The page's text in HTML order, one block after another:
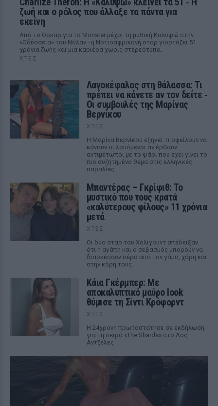
ζωή και ο ρόλος που άλλαξε τα πάντα για
εκείνη
Από το Όσκαρ για το Monster μέχρι τη μυθική Καλυψώ στην
«Οδύσσεια» του Νόλαν - η Νοτιοαφρικανή σταρ γιορτάζει 51
χρόνια ζωής και μια καριέρα χωρίς στερεότυπα.
ΧΤΕΣ
Λαγοκέφαλος στη θάλασσα: Τι
πρέπει να κάνετε αν τον δείτε ‑
Οι συμβουλές της Μαρίνας
Βερνίκου
ΧΤΕΣ
Η Μαρίνα Βερνίκου εξηγεί τι οφείλουν να
κάνουν οι λουόμενοι αν έρθουν
αντιμέτωποι με το ψάρι που έχει γίνει το
πιο συζητημένο θέμα στις ελληνικές
παραλίες
Μπαντέρας – Γκρίφιθ: Το
μυστικό που τους κρατά
«καλύτερους φίλους» 11 χρόνια
μετά
ΧΤΕΣ
Οι δύο σταρ του Χόλιγουντ απέδειξαν
ότι η αγάπη και ο σεβασμός μπορούν να
διαρκέσουν πέρα από τον γάμο, χάρη και
στην κόρη τους.
Κάια Γκέρμπερ: Με
αποκαλυπτικό μαύρο look
θύμισε τη Σίντι Κρόφορντ
ΧΤΕΣ
Η 24χρονη πρωτοστάτησε σε εκδήλωση
για τη σειρά «The Shards» στο Λος
Αντζελες